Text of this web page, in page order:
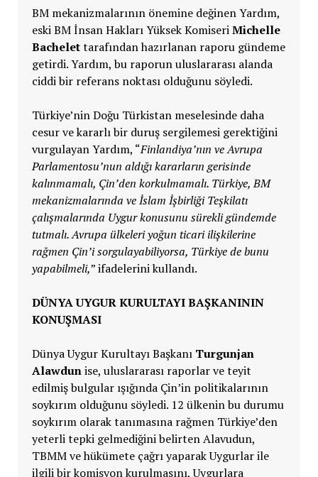
BM mekanizmalarının önemine değinen Yardım,
eski BM İnsan Hakları Yüksek KomiseriMichelle
Bachelettarafından hazırlanan raporu gündeme
getirdi. Yardım, bu raporun uluslararası alanda
ciddi bir referans noktası olduğunu söyledi.
Türkiye’nin Doğu Türkistan meselesinde daha
cesur ve kararlı bir duruş sergilemesi gerektiğini
vurgulayan Yardım, “Finlandiya’nın ve Avrupa
Parlamentosu’nun aldığı kararların gerisinde
kalınmamalı, Çin’den korkulmamalı. Türkiye, BM
mekanizmalarında ve İslam İşbirliği Teşkilatı
çalışmalarında Uygur konusunu sürekli gündemde
tutmalı. Avrupa ülkeleri yoğun ticari ilişkilerine
rağmen Çin’i sorgulayabiliyorsa, Türkiye de bunu
yapabilmeli,” ifadelerini kullandı.
DÜNYA UYGUR KURULTAYI BAŞKANININ
KONUŞMASI
Dünya Uygur Kurultayı Başkanı Turgunjan
Alawdunise, uluslararası raporlar ve teyit
edilmiş bulgular ışığında Çin’in politikalarının
soykırım olduğunu söyledi. 12 ülkenin bu durumu
soykırım olarak tanımasına rağmen Türkiye’den
yeterli tepki gelmediğini belirten Alavudun,
TBMM ve hükümete çağrı yaparak Uygurlar ile
ilgili bir komisyon kurulmasını, Uygurlara